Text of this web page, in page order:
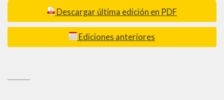
Descargar última edición en PDF
Ediciones anteriores